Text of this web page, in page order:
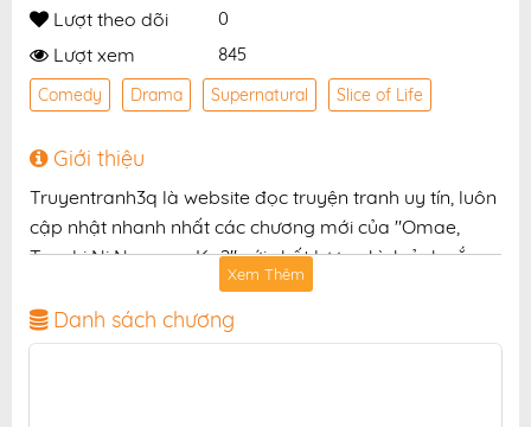
Lượt theo dõi 0
Lượt xem 845
Comedy Drama Supernatural Slice of Life
Giới thiệu
Truyentranh3q là website đọc truyện tranh uy tín, luôn
cập nhật nhanh nhất các chương mới của "Omae,
Tanuki Ni Naranee Ka?" với chất lượng hình ảnh sắc
nét, bản dịch chuẩn và giao diện thân thiện, mang đến
trải nghiệm đọc truyện hấp dẫn, tiện lợi, hoàn toàn
miễn phí cho độc giả yêu thích truyện tranh online.
Xem Thêm
Danh sách chương